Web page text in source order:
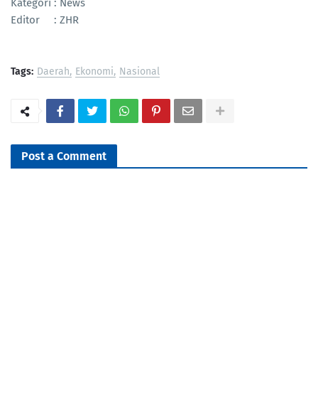
Kategori : News
Editor : ZHR
Tags: Daerah Ekonomi Nasional
Post a Comment